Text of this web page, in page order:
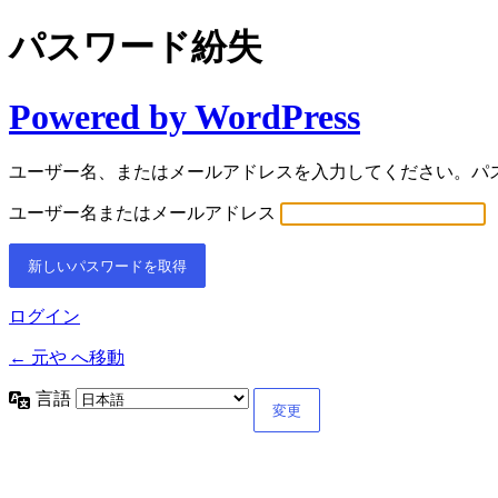
パスワード紛失
Powered by WordPress
ユーザー名、またはメールアドレスを入力してください。
ユーザー名またはメールアドレス
ログイン
← 元や へ移動
言語